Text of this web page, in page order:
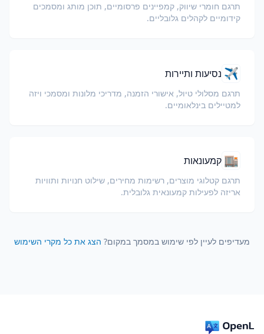
תרגם חומרי שיווק, קמפיינים פרסומיים, תוכן מותג ומסמכים
קידומיים לקהלים גלובליים.
✈️ נסיעות ותיירות
תרגם מסלולי טיול, אישורי הזמנה, מדריכי מלונות ומסמכי ויזה
למטיילים בינלאומיים.
🏬 קמעונאות
תרגם קטלוגי מוצרים, רשימות מחירים, שילוט חנויות ותוויות
אריזה לפעילות קמעונאית גלובלית.
מעדיפים לעיין לפי שימוש במסמך במקום? הצג את כל מקרי השימוש